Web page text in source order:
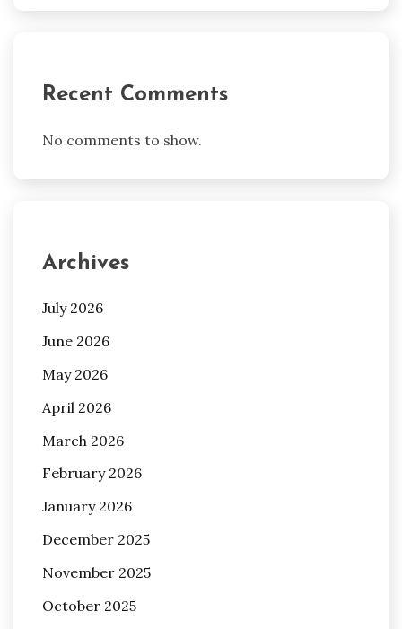
Recent Comments
No comments to show.
Archives
July 2026
June 2026
May 2026
April 2026
March 2026
February 2026
January 2026
December 2025
November 2025
October 2025